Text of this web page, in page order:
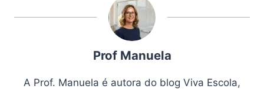
Prof Manuela
A Prof. Manuela é autora do blog Viva Escola,